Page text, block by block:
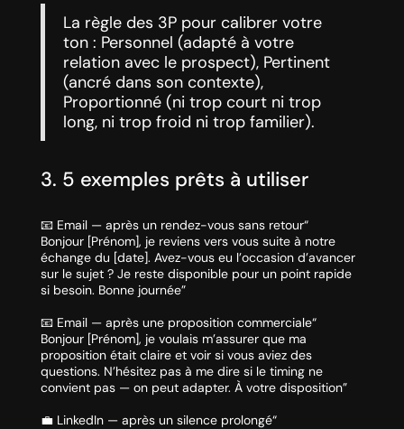
La règle des 3P pour calibrer votre
ton : Personnel (adapté à votre
relation avec le prospect), Pertinent
(ancré dans son contexte),
Proportionné (ni trop court ni trop
long, ni trop froid ni trop familier).
3. 5 exemples prêts à utiliser
📧 Email — après un rendez-vous sans retour“
Bonjour [Prénom], je reviens vers vous suite à notre
échange du [date]. Avez-vous eu l’occasion d’avancer
sur le sujet ? Je reste disponible pour un point rapide
si besoin. Bonne journée”
📧 Email — après une proposition commerciale“
Bonjour [Prénom], je voulais m’assurer que ma
proposition était claire et voir si vous aviez des
questions. N’hésitez pas à me dire si le timing ne
convient pas — on peut adapter. À votre disposition”
💼 LinkedIn — après un silence prolongé“